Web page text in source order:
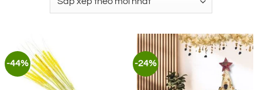
-44% -24%